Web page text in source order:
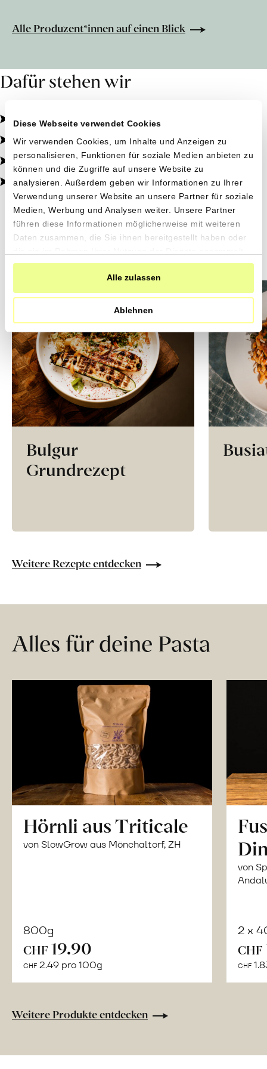
Diese Webseite verwendet Cookies
Wir verwenden Cookies, um Inhalte und Anzeigen zu
personalisieren, Funktionen für soziale Medien anbieten zu
können und die Zugriffe auf unsere Website zu
analysieren. Außerdem geben wir Informationen zu Ihrer
Verwendung unserer Website an unsere Partner für soziale
Medien, Werbung und Analysen weiter. Unsere Partner
führen diese Informationen möglicherweise mit weiteren
Daten zusammen, die Sie ihnen bereitgestellt haben oder
haben.
Alle zulassen
Ablehnen
Alle Produzent*innen auf einen Blick
Dafür stehen wir
Pestizidfrei angebaut, schonend verarbeitet.
Natürliche Zutaten, echter Geschmack.
Von kleinen Höfen, direkt zu dir.
100% transparent, 0% Zusatzstoffe.
Saisonale Inspirationen
Bulgur
Grundrezept
Weitere Rezepte entdecken
Alles für deine Pasta
Hörnli aus Triticale
von SlowGrow aus Mönchaltorf, ZH
800g
CHF 19.90
CHF 2.49 pro 100g
von
2 x
CHF
CHF
Weitere Produkte entdecken
Verpasse keine
Sammelbestellung!
Willst du benachrichtigt werden, wenn
wir eine Sammelbestellung machen
und mehr erfahren über die
Produzent*innen und ihre einzigartigen
Produkte?
Jetzt Newsletter abonnieren